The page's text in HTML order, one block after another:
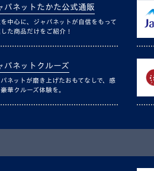
パネットたかた公式通販
中心に、ジャパネットが自信をもって
た商品だけをご紹介！
パネットクルーズ
ネットが磨き上げたおもてなしで、感
華クルーズ体験を。